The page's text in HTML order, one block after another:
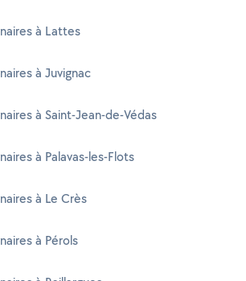
à Lattes
à Juvignac
à Saint-Jean-de-Védas
à Palavas-les-Flots
à Le Crès
à Pérols